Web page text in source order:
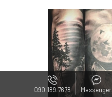
090.189.7678 Messenger